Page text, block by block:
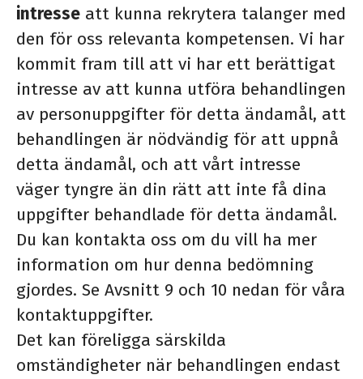
intresse att kunna rekrytera talanger med
den för oss relevanta kompetensen. Vi har
kommit fram till att vi har ett berättigat
intresse av att kunna utföra behandlingen
av personuppgifter för detta ändamål, att
behandlingen är nödvändig för att uppnå
detta ändamål, och att vårt intresse
väger tyngre än din rätt att inte få dina
uppgifter behandlade för detta ändamål.
Du kan kontakta oss om du vill ha mer
information om hur denna bedömning
gjordes. Se Avsnitt 9 och 10 nedan för våra
kontaktuppgifter.
Det kan föreligga särskilda
omständigheter när behandlingen endast